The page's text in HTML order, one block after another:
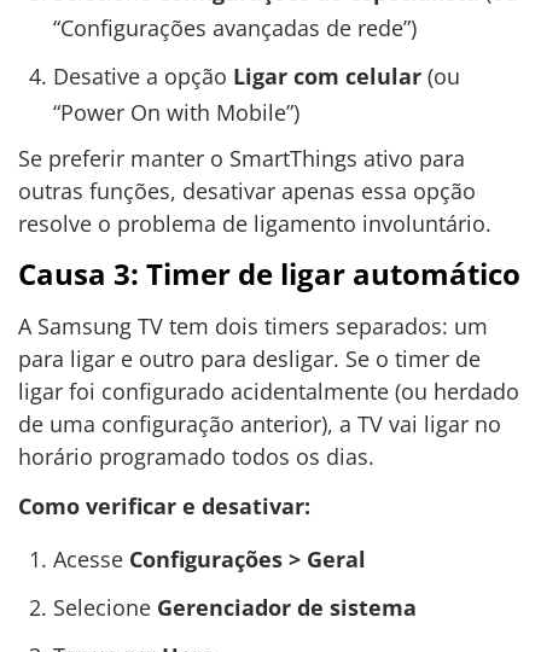
“Configurações avançadas de rede”)
Desative a opção Ligar com celular(ou
“Power On with Mobile”)
Se preferir manter o SmartThings ativo para
outras funções, desativar apenas essa opção
resolve o problema de ligamento involuntário.
Causa 3: Timer de ligar automático
A Samsung TV tem dois timers separados: um
para ligar e outro para desligar. Se o timer de
ligar foi configurado acidentalmente (ou herdado
de uma configuração anterior), a TV vai ligar no
horário programado todos os dias.
Como verificar e desativar:
Acesse Configurações > Geral
Selecione Gerenciador de sistema